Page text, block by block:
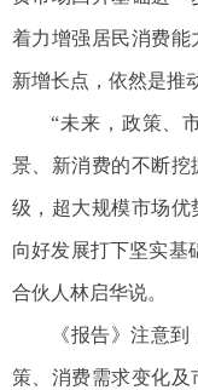
着力增强居民消费
新增长点，依然是推
“未来，政策、
景、新消费的不断
级，超大规模市场优
向好发展打下坚实基
合伙人林启华说。
《报告》注意
策、消费需求变化及